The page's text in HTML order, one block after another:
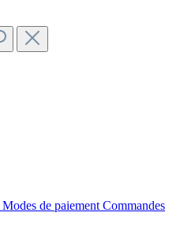
Modes de paiement Commandes